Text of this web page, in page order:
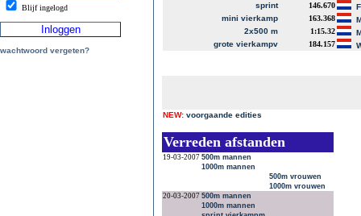
Blijf ingelogd
wachtwoord vergeten?
sprint
146.670
mini vierkamp
163.368
2x500 m
1:15.32
grote vierkampv
184.157
NEW: voorgaande edities
Verreden afstanden
19-03-2007 500m mannen
1000m mannen
500m vrouwen
1000m vrouwen
20-03-2007 500m mannen
1000m mannen